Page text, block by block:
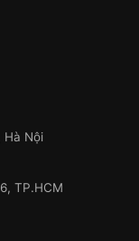
Hà Nội
TP.HCM